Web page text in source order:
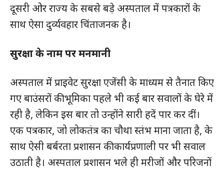
SUBSCRIBE NOW
क्विक लिंक्स
दूसरी ओर राज्य के सबसे बड़े अस्पताल में पत्रकारों के
साथ ऐसा दुर्व्यवहार चिंताजनक है।
सुरक्षा के नाम पर मनमानी
अस्पताल में प्राइवेट सुरक्षा एजेंसी के माध्यम से तैनात किए
गए बाउंसरों की भूमिका पहले भी कई बार सवालों के घेरे में
रही है, लेकिन इस बार तो उन्होंने सारी हदें पार कर दीं।
एक पत्रकार, जो लोकतंत्र का चौथा स्तंभ माना जाता है, के
साथ ऐसी बर्बरता प्रशासन की कार्यप्रणाली पर भी सवाल
उठाती है। अस्पताल प्रशासन भले ही मरीजों और परिजनों